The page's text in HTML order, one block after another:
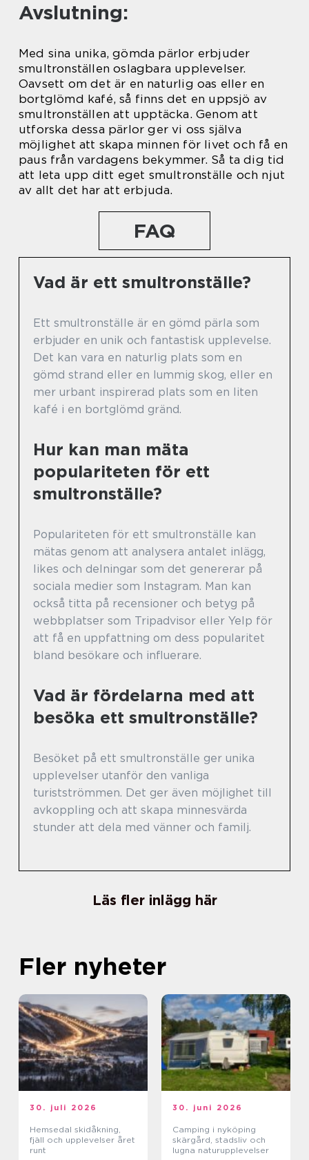
Avslutning:
Med sina unika, gömda pärlor erbjuder
smultronställen oslagbara upplevelser.
Oavsett om det är en naturlig oas eller en
bortglömd kafé, så finns det en uppsjö av
smultronställen att upptäcka. Genom att
utforska dessa pärlor ger vi oss själva
möjlighet att skapa minnen för livet och få en
paus från vardagens bekymmer. Så ta dig tid
att leta upp ditt eget smultronställe och njut
av allt det har att erbjuda.
FAQ
Vad är ett smultronställe?
Ett smultronställe är en gömd pärla som
erbjuder en unik och fantastisk upplevelse.
Det kan vara en naturlig plats som en
gömd strand eller en lummig skog, eller en
mer urbant inspirerad plats som en liten
kafé i en bortglömd gränd.
Hur kan man mäta
populariteten för ett
smultronställe?
Populariteten för ett smultronställe kan
mätas genom att analysera antalet inlägg,
likes och delningar som det genererar på
sociala medier som Instagram. Man kan
också titta på recensioner och betyg på
webbplatser som Tripadvisor eller Yelp för
att få en uppfattning om dess popularitet
bland besökare och influerare.
Vad är fördelarna med att
besöka ett smultronställe?
Besöket på ett smultronställe ger unika
upplevelser utanför den vanliga
turistströmmen. Det ger även möjlighet till
avkoppling och att skapa minnesvärda
stunder att dela med vänner och familj.
Läs fler inlägg här
Fler nyheter
30. juli 2026
Hemsedal skidåkning,
fjäll och upplevelser året
runt
30. juni 2026
Camping i nyköping
skärgård, stadsliv och
lugna naturupplevelser